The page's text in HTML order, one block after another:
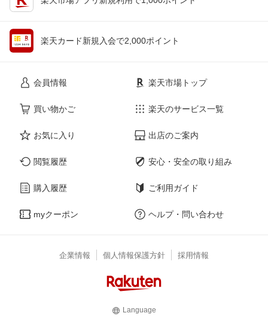
楽天カード新規入会で2,000ポイント
会員情報
買い物かご
お気に入り
閲覧履歴
購入履歴
myクーポン
楽天市場トップ
楽天のサービス一覧
出店のご案内
安心・安全の取り組み
ご利用ガイド
ヘルプ・問い合わせ
企業情報 個人情報保護方針 採用情報
Language